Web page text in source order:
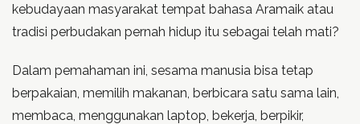
kebudayaan masyarakat tempat bahasa Aramaik atau
tradisi perbudakan pernah hidup itu sebagai telah mati?
Dalam pemahaman ini, sesama manusia bisa tetap
berpakaian, memilih makanan, berbicara satu sama lain,
membaca, menggunakan laptop, bekerja, berpikir,